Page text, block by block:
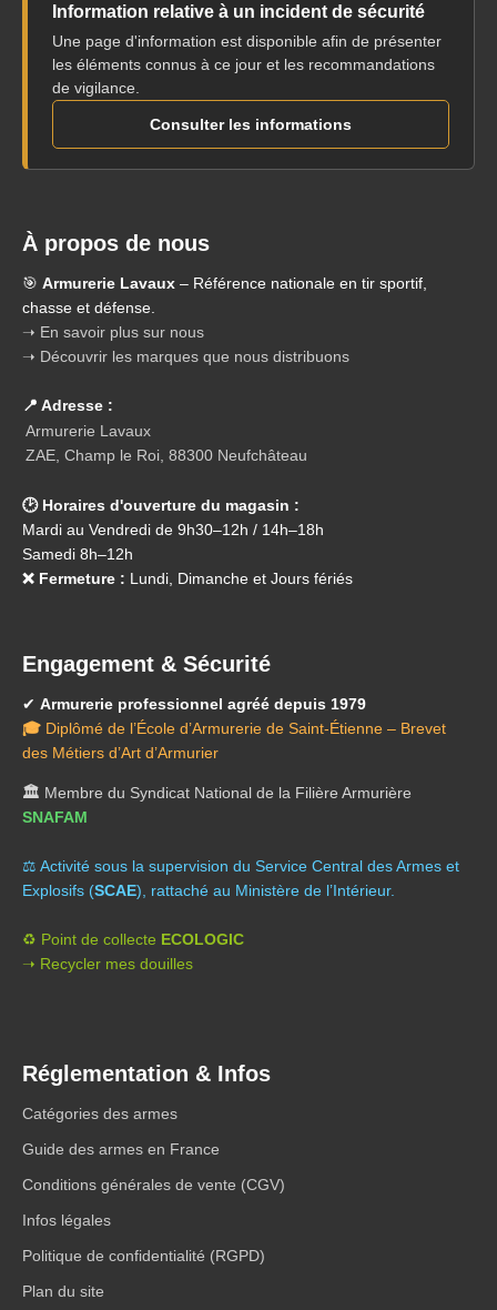
Information relative à un incident de sécurité
Une page d'information est disponible afin de présenter
les éléments connus à ce jour et les recommandations
de vigilance.
Consulter les informations
À propos de nous
🎯 Armurerie Lavaux – Référence nationale en tir sportif,
chasse et défense.
➝ En savoir plus sur nous
➝ Découvrir les marques que nous distribuons
📍 Adresse :
Armurerie Lavaux
ZAE, Champ le Roi, 88300 Neufchâteau
🕑 Horaires d'ouverture du magasin :
Mardi au Vendredi de 9h30–12h / 14h–18h
Samedi 8h–12h
❌ Fermeture : Lundi, Dimanche et Jours fériés
Engagement & Sécurité
✔ Armurerie professionnel agréé depuis 1979
🎓 Diplômé de l’École d’Armurerie de Saint-Étienne – Brevet
des Métiers d’Art d’Armurier
🏛️ Membre du Syndicat National de la Filière Armurière
SNAFAM
⚖️ Activité sous la supervision du Service Central des Armes et
Explosifs (SCAE), rattaché au Ministère de l’Intérieur.
♻️ Point de collecte ECOLOGIC
➝ Recycler mes douilles
Réglementation & Infos
Catégories des armes
Guide des armes en France
Conditions générales de vente (CGV)
Infos légales
Politique de confidentialité (RGPD)
Plan du site